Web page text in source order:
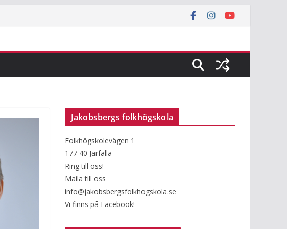
Jakobsbergs folkhögskola
Folkhögskolevägen 1
177 40 Järfälla
Ring till oss!
Maila till oss
info@jakobsbergsfolkhogskola.se
Vi finns på Facebook!